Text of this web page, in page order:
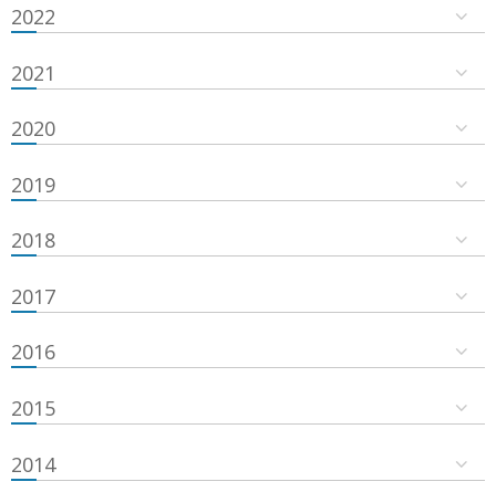
2022
2021
2020
2019
2018
2017
2016
2015
2014